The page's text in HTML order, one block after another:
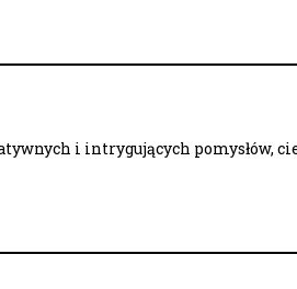
i intrygujących pomysłów,